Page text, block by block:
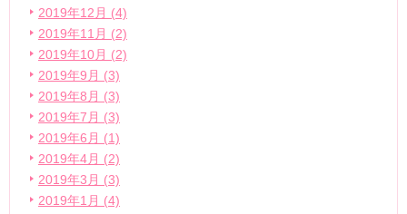
2019年12月 (4)
2019年11月 (2)
2019年10月 (2)
2019年9月 (3)
2019年8月 (3)
2019年7月 (3)
2019年6月 (1)
2019年4月 (2)
2019年3月 (3)
2019年1月 (4)